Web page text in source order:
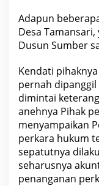
Adapun
Desa
Dusun Sumber
Kendati
pernah dipanggil
dimintai
anehnya Pihak
menyampaikan
perkara hukum
sepatutnya
seharusnya
penanganan